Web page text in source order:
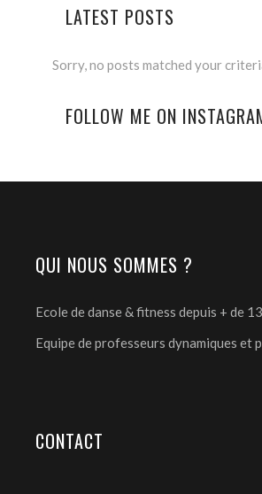
LATEST POSTS
Sorry, no posts matched your
FOLLOW ME ON
QUI NOUS SOMMES ?
Ecole de danse & fitness depuis + de
Equipe de professeurs dynamiques et
CONTACT